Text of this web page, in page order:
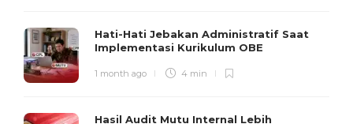
Hati-Hati Jebakan Administratif Saat
Implementasi Kurikulum OBE
1 month ago 4 min
Hasil Audit Mutu Internal Lebih